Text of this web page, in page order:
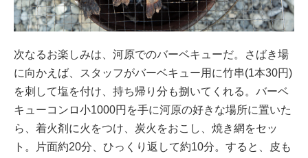
次なるお楽しみは、河原でのバーベキューだ。さばき場
に向かえば、スタッフがバーベキュー用に竹串(1本30円)
を刺して塩を付け、持ち帰り分も捌いてくれる。バーベ
キューコンロ小1000円を手に河原の好きな場所に置いた
ら、着火剤に火をつけ、炭火をおこし、焼き網をセッ
ト。片面約20分、ひっくり返して約10分。すると、皮も